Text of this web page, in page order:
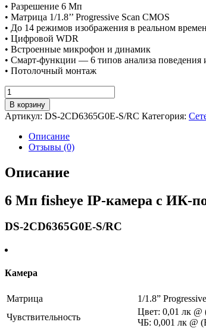
• Разрешение 6 Мп
• Матрица 1/1.8’’ Progressive Scan CMOS
• До 14 режимов изображения в реальном
• Цифровой WDR
• Встроенные микрофон и динамик
• Смарт-функции — 6 типов анализа поведения
• Потолочный монтаж
Количество
товара
6
Мп
fisheye
камера
с
ИК-
до
15
-
2CD6365G0E-
В корзину
Артикул: DS-2CD6365G0E-S/RC Категория:
Описание
Отзывы (0)
Описание
6 Мп fisheye IP-камера с ИК-
DS-2CD6365G0E-S/RC
Камера
Матрица
1/1.8”
Чувствительность
Цвет: 0,01 лк @
ЧБ: 0,001 лк @